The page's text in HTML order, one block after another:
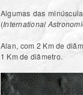
Algumas das
(International
Alan, com 2 Km de
1 Km de diâmetro.